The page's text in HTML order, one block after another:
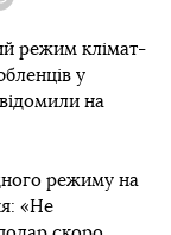
Viber
режим клімат-
у
на
режиму на
«Не